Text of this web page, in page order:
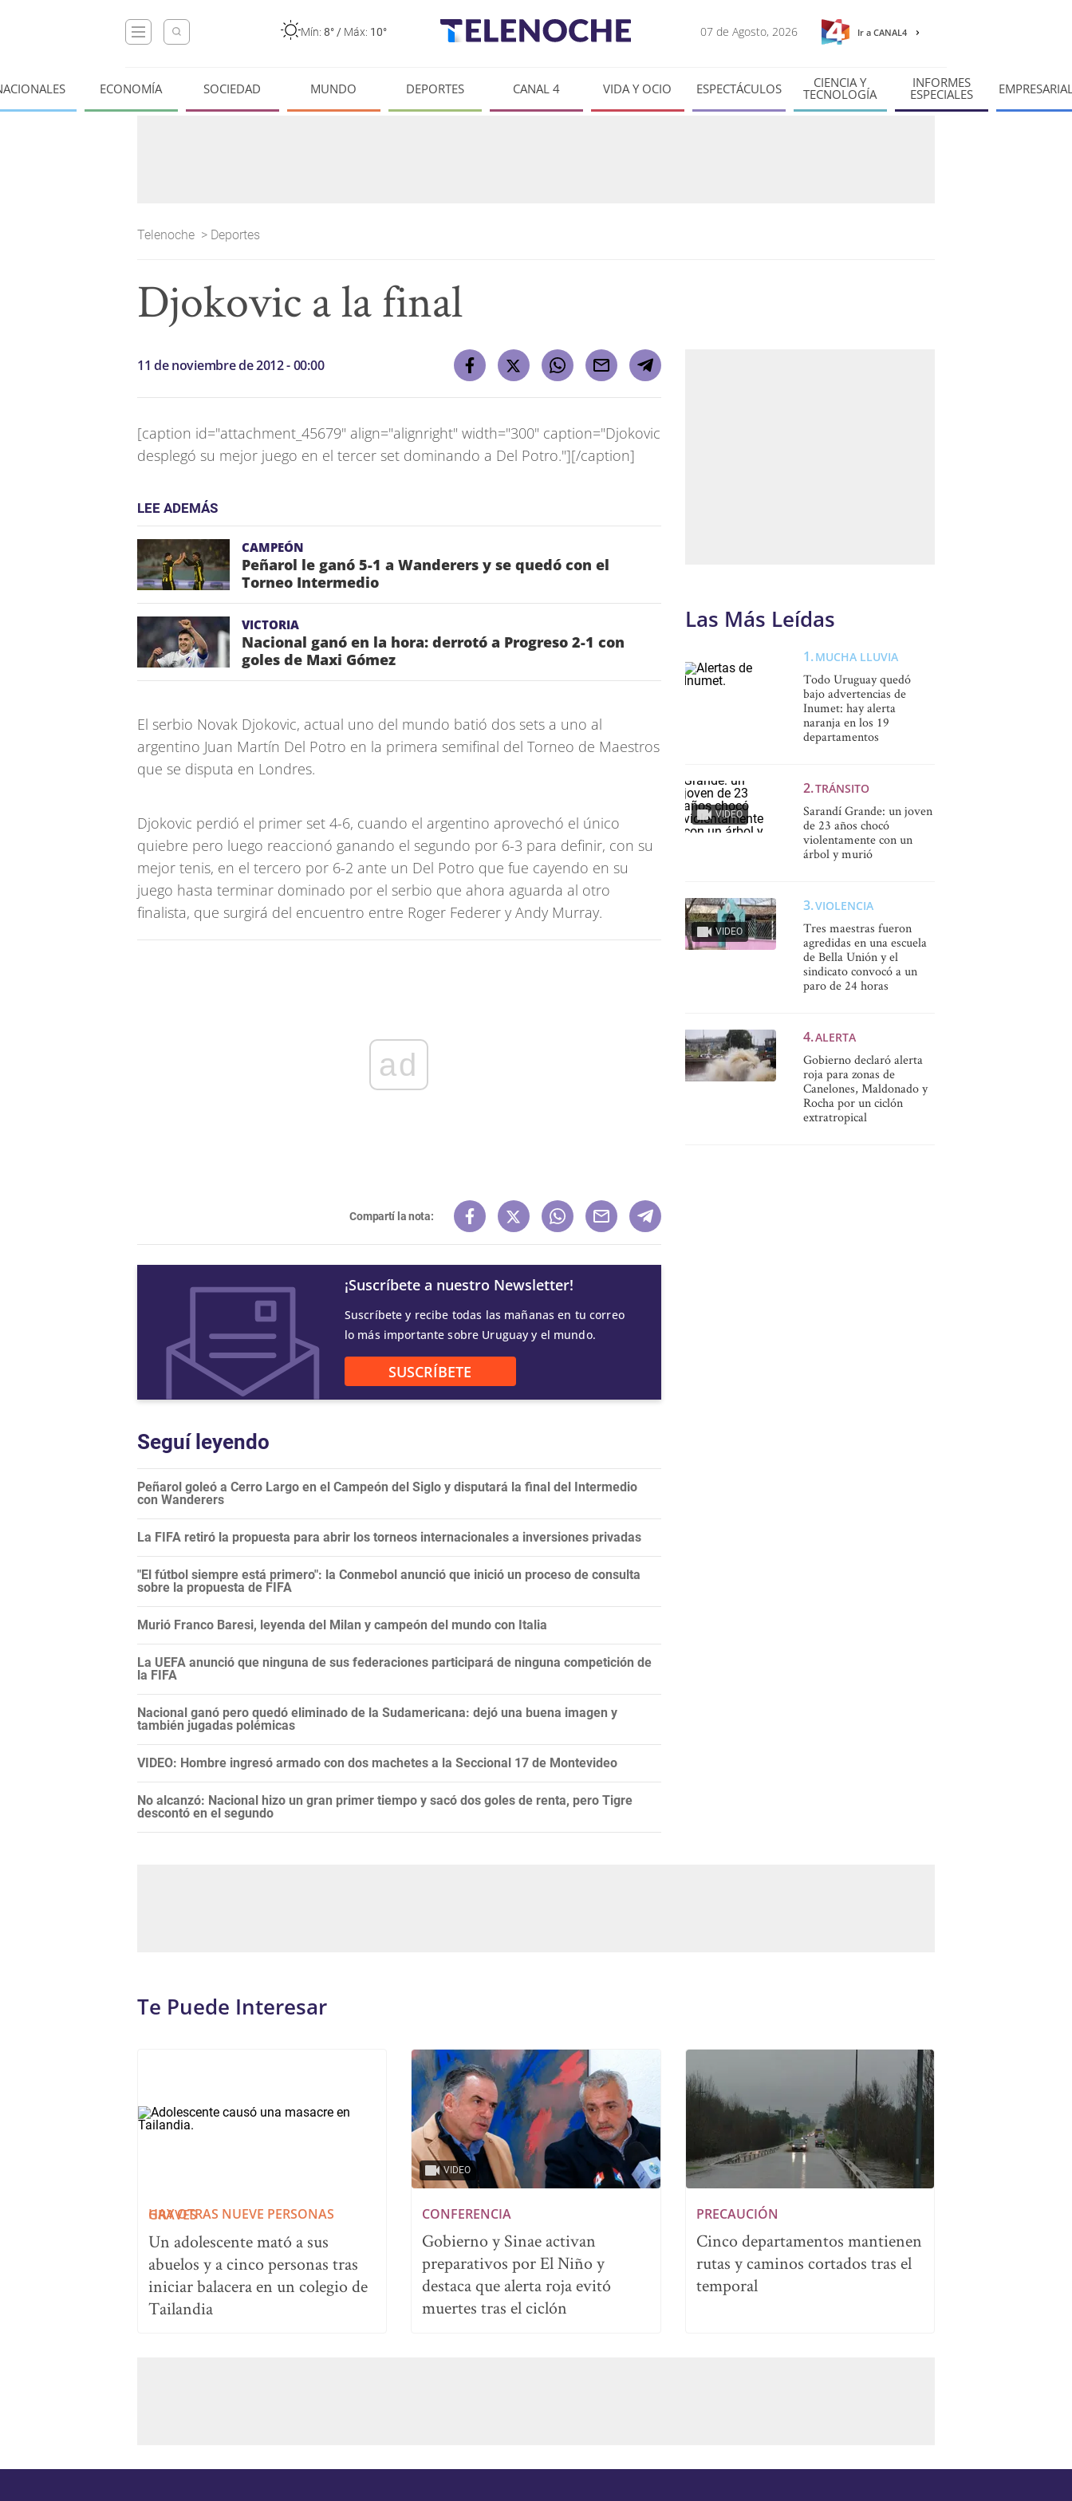
Mín: 8° / Máx: 10° 07 de Agosto, 2026 Ir a CANAL4
ECONOMÍA SOCIEDAD MUNDO DEPORTES CANAL 4 VIDA Y OCIO ESPECTÁCULOS CIENCIA Y
TECNOLOGÍA
INFORMES
ESPECIALES
Telenoche > Deportes
Djokovic a la final
11 de noviembre de 2012 - 00:00
[caption id="attachment_45679" align="alignright" width="300" caption="Djokovic
desplegó su mejor juego en el tercer set dominando a Del Potro."][/caption]
LEE ADEMÁS
CAMPEÓN
Peñarol le ganó 5-1 a Wanderers y se quedó con el
Torneo Intermedio
VICTORIA
Nacional ganó en la hora: derrotó a Progreso 2-1 con
goles de Maxi Gómez
El serbio Novak Djokovic, actual uno del mundo batió dos sets a uno al
argentino Juan Martín Del Potro en la primera semifinal del Torneo de Maestros
que se disputa en Londres.
Djokovic perdió el primer set 4-6, cuando el argentino aprovechó el único
quiebre pero luego reaccionó ganando el segundo por 6-3 para definir, con su
mejor tenis, en el tercero por 6-2 ante un Del Potro que fue cayendo en su
juego hasta terminar dominado por el serbio que ahora aguarda al otro
finalista, que surgirá del encuentro entre Roger Federer y Andy Murray.
ad
Compartí la nota:
¡Suscríbete a nuestro Newsletter!
Suscríbete y recibe todas las mañanas en tu correo
lo más importante sobre Uruguay y el mundo.
SUSCRÍBETE
Seguí leyendo
Peñarol goleó a Cerro Largo en el Campeón del Siglo y disputará la final del Intermedio
con Wanderers
La FIFA retiró la propuesta para abrir los torneos internacionales a inversiones privadas
"El fútbol siempre está primero": la Conmebol anunció que inició un proceso de consulta
sobre la propuesta de FIFA
Murió Franco Baresi, leyenda del Milan y campeón del mundo con Italia
La UEFA anunció que ninguna de sus federaciones participará de ninguna competición de
la FIFA
Nacional ganó pero quedó eliminado de la Sudamericana: dejó una buena imagen y
también jugadas polémicas
VIDEO: Hombre ingresó armado con dos machetes a la Seccional 17 de Montevideo
No alcanzó: Nacional hizo un gran primer tiempo y sacó dos goles de renta, pero Tigre
descontó en el segundo
Las Más Leídas
MUCHA LLUVIA
Todo Uruguay quedó
bajo advertencias de
Inumet: hay alerta
naranja en los 19
departamentos
VIDEO
TRÁNSITO
Sarandí Grande: un joven
de 23 años chocó
violentamente con un
árbol y murió
VIDEO
VIOLENCIA
Tres maestras fueron
agredidas en una escuela
de Bella Unión y el
sindicato convocó a un
paro de 24 horas
ALERTA
Gobierno declaró alerta
roja para zonas de
Canelones, Maldonado y
Rocha por un ciclón
extratropical
Te Puede Interesar
HAY OTRAS NUEVE PERSONAS GRAVES
Un adolescente mató a sus
abuelos y a cinco personas tras
iniciar balacera en un colegio de
Tailandia
VIDEO
CONFERENCIA
Gobierno y Sinae activan
preparativos por El Niño y
destaca que alerta roja evitó
muertes tras el ciclón
PRECAUCIÓN
Cinco departamentos mantienen
rutas y caminos cortados tras el
temporal